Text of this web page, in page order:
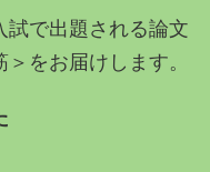
試で出題される論文
をお届けします。